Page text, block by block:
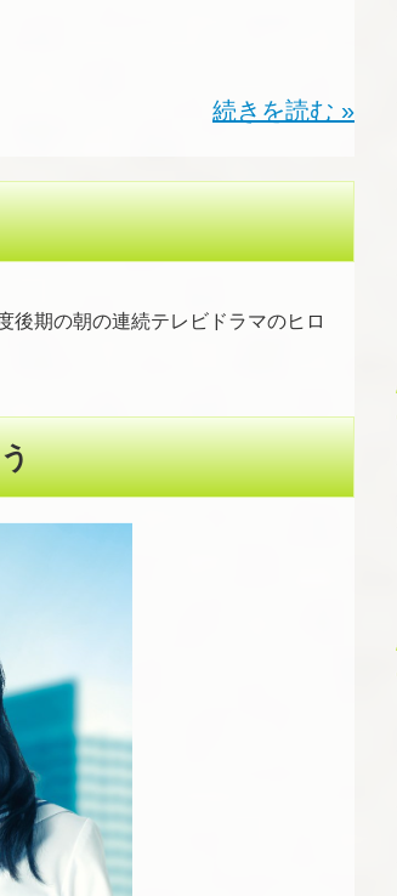
続きを読む »
後期の朝の連続テレビドラマのヒロ